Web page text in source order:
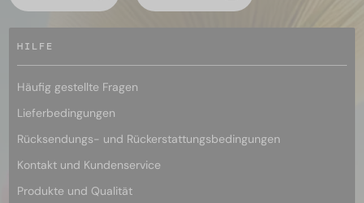
HILFE
Häufig gestellte Fragen
Lieferbedingungen
Rücksendungs- und Rückerstattungsbedingungen
Kontakt und Kundenservice
Produkte und Qualität